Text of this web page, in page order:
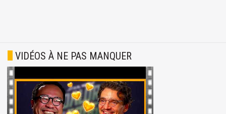
VIDÉOS À NE PAS MANQUER